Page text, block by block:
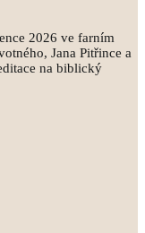
2026 ve farním
Jana Pitřince a
na biblický